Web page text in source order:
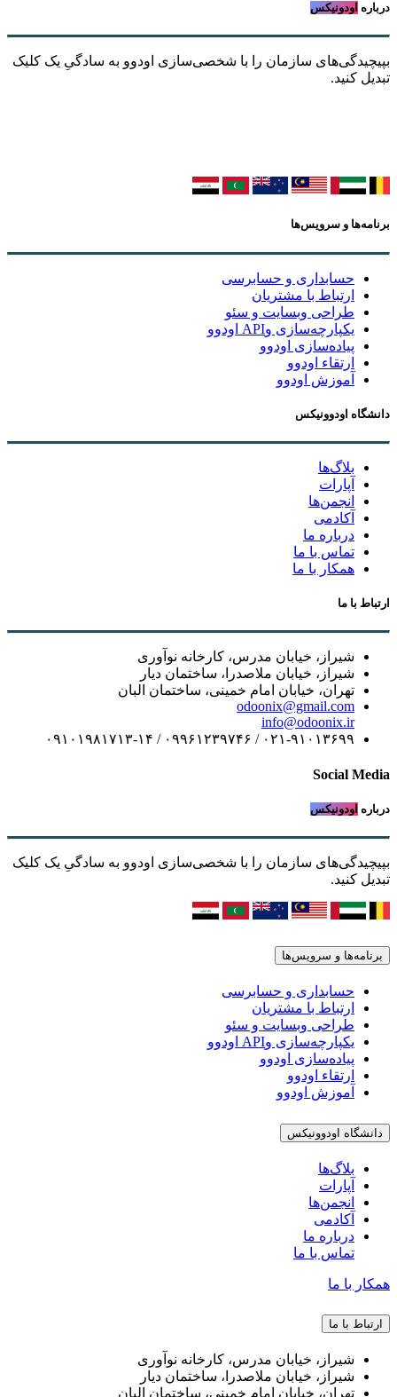
درباره اودونیکس
بپیچیدگی‌های سازمان را با شخصی‌سازی اودوو به سادگیِ یک کلیک
تبدیل کنید.
برنامه‌ها و سرویس‌ها
حسابداری و حسابرسی
ارتباط با مشتریان
طراحی وبسایت و سئو
یکپارچه‌سازی وAPI اودوو
پیاده‌سازی اودوو
ارتقاء اودوو
آموزش اودوو
دانشگاه اودوونیکس
بلاگ‌ها
آپارات
انجمن‌ها
آکادمی
درباره ما
تماس با ما
همکار با ما
ارتباط با ما
شیراز، خیابان مدرس، کارخانه نوآوری
شیراز، خیابان ملاصدرا، ساختمان دیار
تهران، خیابان امام خمینی، ساختمان البان
odoonix@gmail.com
info@odoonix.ir
۰۲۱-۹۱۰۱۳۶۹۹ / ۰۹۹۶۱۲۳۹۷۴۶ / ۰۹۱۰۱۹۸۱۷۱۳-۱۴
Social Media
درباره اودونیکس
بپیچیدگی‌های سازمان را با شخصی‌سازی اودوو به سادگیِ یک کلیک
تبدیل کنید.
برنامه‌ها و سرویس‌ها
حسابداری و حسابرسی
ارتباط با مشتریان
طراحی وبسایت و سئو
یکپارچه‌سازی وAPI اودوو
پیاده‌سازی اودوو
ارتقاء اودوو
آموزش اودوو
دانشگاه اودوونیکس
بلاگ‌ها
آپارات
انجمن‌ها
آکادمی
درباره ما
تماس با ما
همکار با ما
ارتباط با ما
شیراز، خیابان مدرس، کارخانه نوآوری
شیراز، خیابان ملاصدرا، ساختمان دیار
تهران، خیابان امام خمینی، ساختمان البان